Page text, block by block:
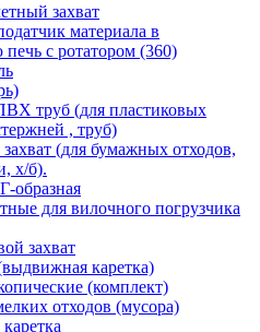
захват
материала в
с ротатором (360)
труб (для пластиковых
, труб)
(для бумажных отходов,
х/б).
образная
для вилочного погрузчика
захват
каретка)
(комплект)
отходов (мусора)